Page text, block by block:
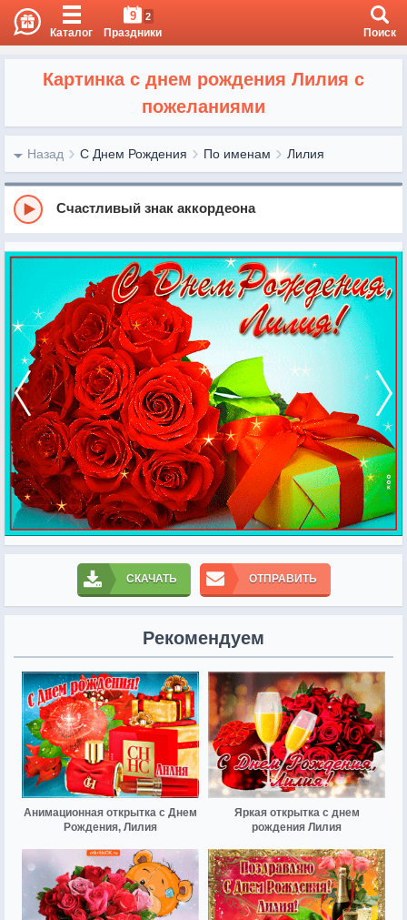
Каталог
9 2
Праздники Поиск
Картинка с днем рождения Лилия с
пожеланиями
Назад С Днем Рождения По именам Лилия
Счастливый знак аккордеона
СКАЧАТЬ ОТПРАВИТЬ
Рекомендуем
Анимационная открытка с Днем
Рождения, Лилия
Яркая открытка с днем
рождения Лилия